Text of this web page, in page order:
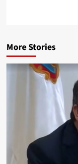
More Stories